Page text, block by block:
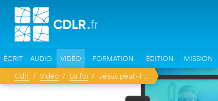
ÉCRIT AUDIO VIDÉO FORMATION ÉDITION MISSION
Cdlr Vidéo La foi Jésus peut-il avoir confiance en ta foi ? | Jean 2:23–25